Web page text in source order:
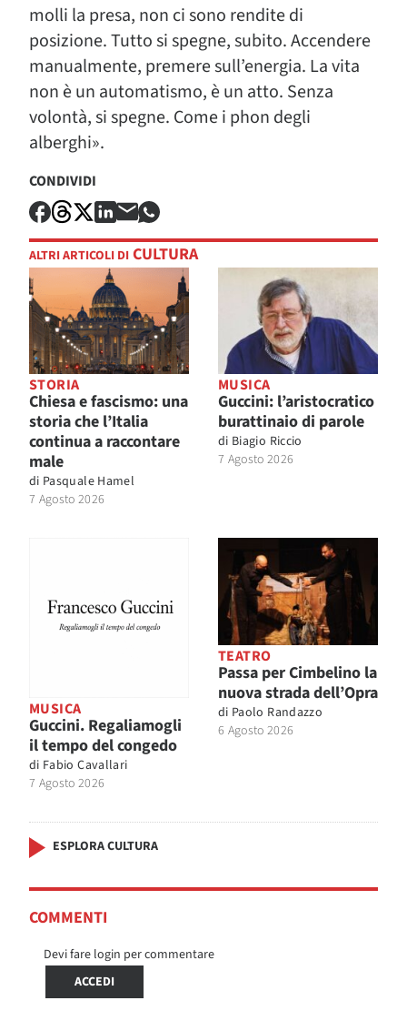
molli la presa, non ci sono rendite di
posizione. Tutto si spegne, subito. Accendere
manualmente, premere sull’energia. La vita
non è un automatismo, è un atto. Senza
volontà, si spegne. Come i phon degli
alberghi».
CONDIVIDI
ALTRI ARTICOLI DI CULTURA
STORIA
Chiesa e fascismo: una
storia che l’Italia
continua a raccontare
male
di Pasquale Hamel
7 Agosto 2026
MUSICA
Guccini: l’aristocratico
burattinaio di parole
di Biagio Riccio
7 Agosto 2026
MUSICA
Guccini. Regaliamogli
il tempo del congedo
di Fabio Cavallari
7 Agosto 2026
TEATRO
Passa per Cimbelino la
nuova strada dell’Opra
di Paolo Randazzo
6 Agosto 2026
ESPLORA CULTURA
COMMENTI
Devi fare login per commentare
ACCEDI